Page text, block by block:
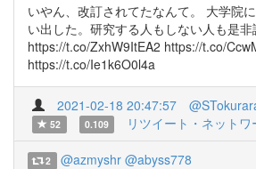
いやん、改訂されてたなんて。 大学院
い出した。研究する人もしない人も是非
https://t.co/ZxhW9ItEA2 https://t.co/
https://t.co/Ie1k6O0l4a
2021-02-18 20:47:57
52
0.109 リツイート・ネットワ
2 @azmyshr @abyss778